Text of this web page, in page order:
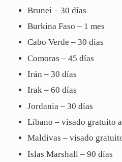
Brunei – 30 días
Burkina Faso – 1 mes
Cabo Verde – 30 días
Comoras – 45 días
Irán – 30 días
Irak – 60 días
Jordania – 30 días
Líbano – visado gratuito
Maldivas – visado
Islas Marshall – 90 días